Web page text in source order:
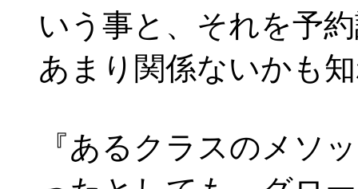
いう事と、それを予
あまり関係ないかも
『あるクラスのメソ